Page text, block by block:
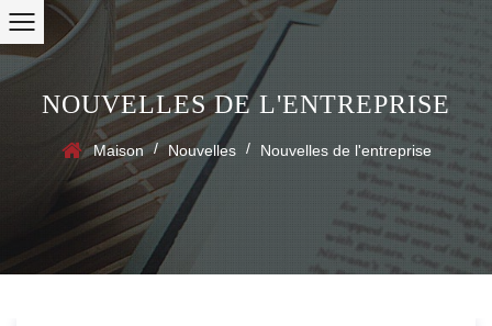
NOUVELLES DE L'ENTREPRISE
Maison / Nouvelles / Nouvelles de l'entreprise